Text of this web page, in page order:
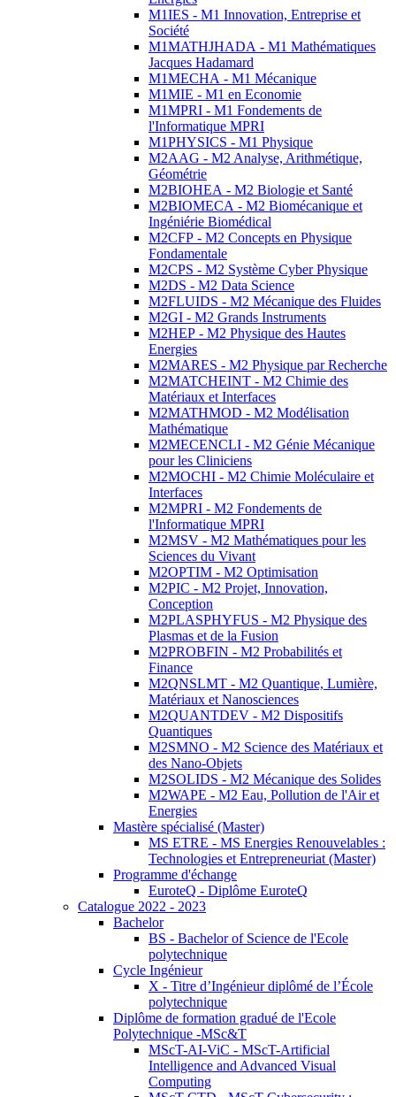
M1IES - M1 Innovation, Entreprise et
Société
M1MATHJHADA - M1 Mathématiques
Jacques Hadamard
M1MECHA - M1 Mécanique
M1MIE - M1 en Economie
M1MPRI - M1 Fondements de
l'Informatique MPRI
M1PHYSICS - M1 Physique
M2AAG - M2 Analyse, Arithmétique,
Géométrie
M2BIOHEA - M2 Biologie et Santé
M2BIOMECA - M2 Biomécanique et
Ingéniérie Biomédical
M2CFP - M2 Concepts en Physique
Fondamentale
M2CPS - M2 Système Cyber Physique
M2DS - M2 Data Science
M2FLUIDS - M2 Mécanique des Fluides
M2GI - M2 Grands Instruments
M2HEP - M2 Physique des Hautes
Energies
M2MARES - M2 Physique par Recherche
M2MATCHEINT - M2 Chimie des
Matériaux et Interfaces
M2MATHMOD - M2 Modélisation
Mathématique
M2MECENCLI - M2 Génie Mécanique
pour les Cliniciens
M2MOCHI - M2 Chimie Moléculaire et
Interfaces
M2MPRI - M2 Fondements de
l'Informatique MPRI
M2MSV - M2 Mathématiques pour les
Sciences du Vivant
M2OPTIM - M2 Optimisation
M2PIC - M2 Projet, Innovation,
Conception
M2PLASPHYFUS - M2 Physique des
Plasmas et de la Fusion
M2PROBFIN - M2 Probabilités et
Finance
M2QNSLMT - M2 Quantique, Lumière,
Matériaux et Nanosciences
M2QUANTDEV - M2 Dispositifs
Quantiques
M2SMNO - M2 Science des Matériaux et
des Nano-Objets
M2SOLIDS - M2 Mécanique des Solides
M2WAPE - M2 Eau, Pollution de l'Air et
Energies
Mastère spécialisé (Master)
MS ETRE - MS Energies Renouvelables :
Technologies et Entrepreneuriat (Master)
Programme d'échange
EuroteQ - Diplôme EuroteQ
Catalogue 2022 - 2023
Bachelor
BS - Bachelor of Science de l'Ecole
polytechnique
Cycle Ingénieur
X - Titre d’Ingénieur diplômé de l’École
polytechnique
Diplôme de formation gradué de l'Ecole
Polytechnique -MSc&T
MScT-AI-ViC - MScT-Artificial
Intelligence and Advanced Visual
Computing